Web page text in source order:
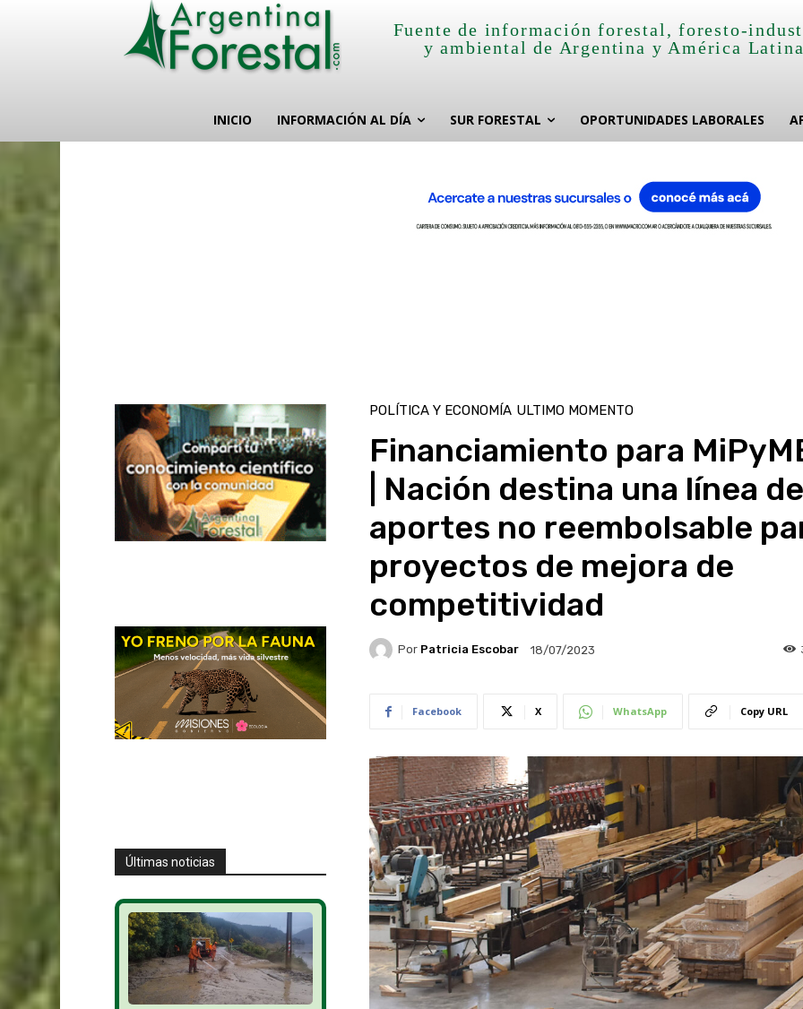
Fuente de información forestal, foresto-
y ambiental de Argentina y América
INICIO INFORMACIÓN AL DÍA SUR FORESTAL OPORTUNIDADES LABORALES
Últimas noticias
POLÍTICA Y ECONOMÍA ULTIMO MOMENTO
Financiamiento para
| Nación destina una línea de
aportes no reembolsable
proyectos de mejora de
competitividad
Por Patricia Escobar 18/07/2023
Facebook X WhatsApp Copy URL